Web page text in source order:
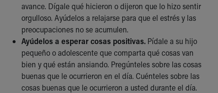
avance. Dígale qué hicieron o dijeron que lo hizo sentir
orgulloso. Ayúdelos a relajarse para que el estrés y las
preocupaciones no se acumulen.
Ayúdelos a esperar cosas positivas. Pídale a su hijo
pequeño o adolescente que comparta qué cosas van
bien y qué están ansiando. Pregúnteles sobre las cosas
buenas que le ocurrieron en el día. Cuénteles sobre las
cosas buenas que le ocurrieron a usted durante el día.